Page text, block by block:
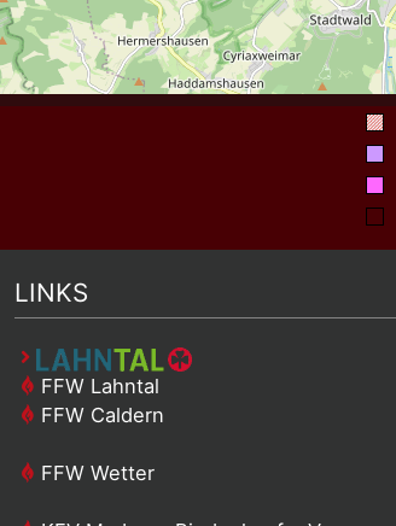
LINKS
FFW Lahntal
FFW Caldern
FFW Wetter